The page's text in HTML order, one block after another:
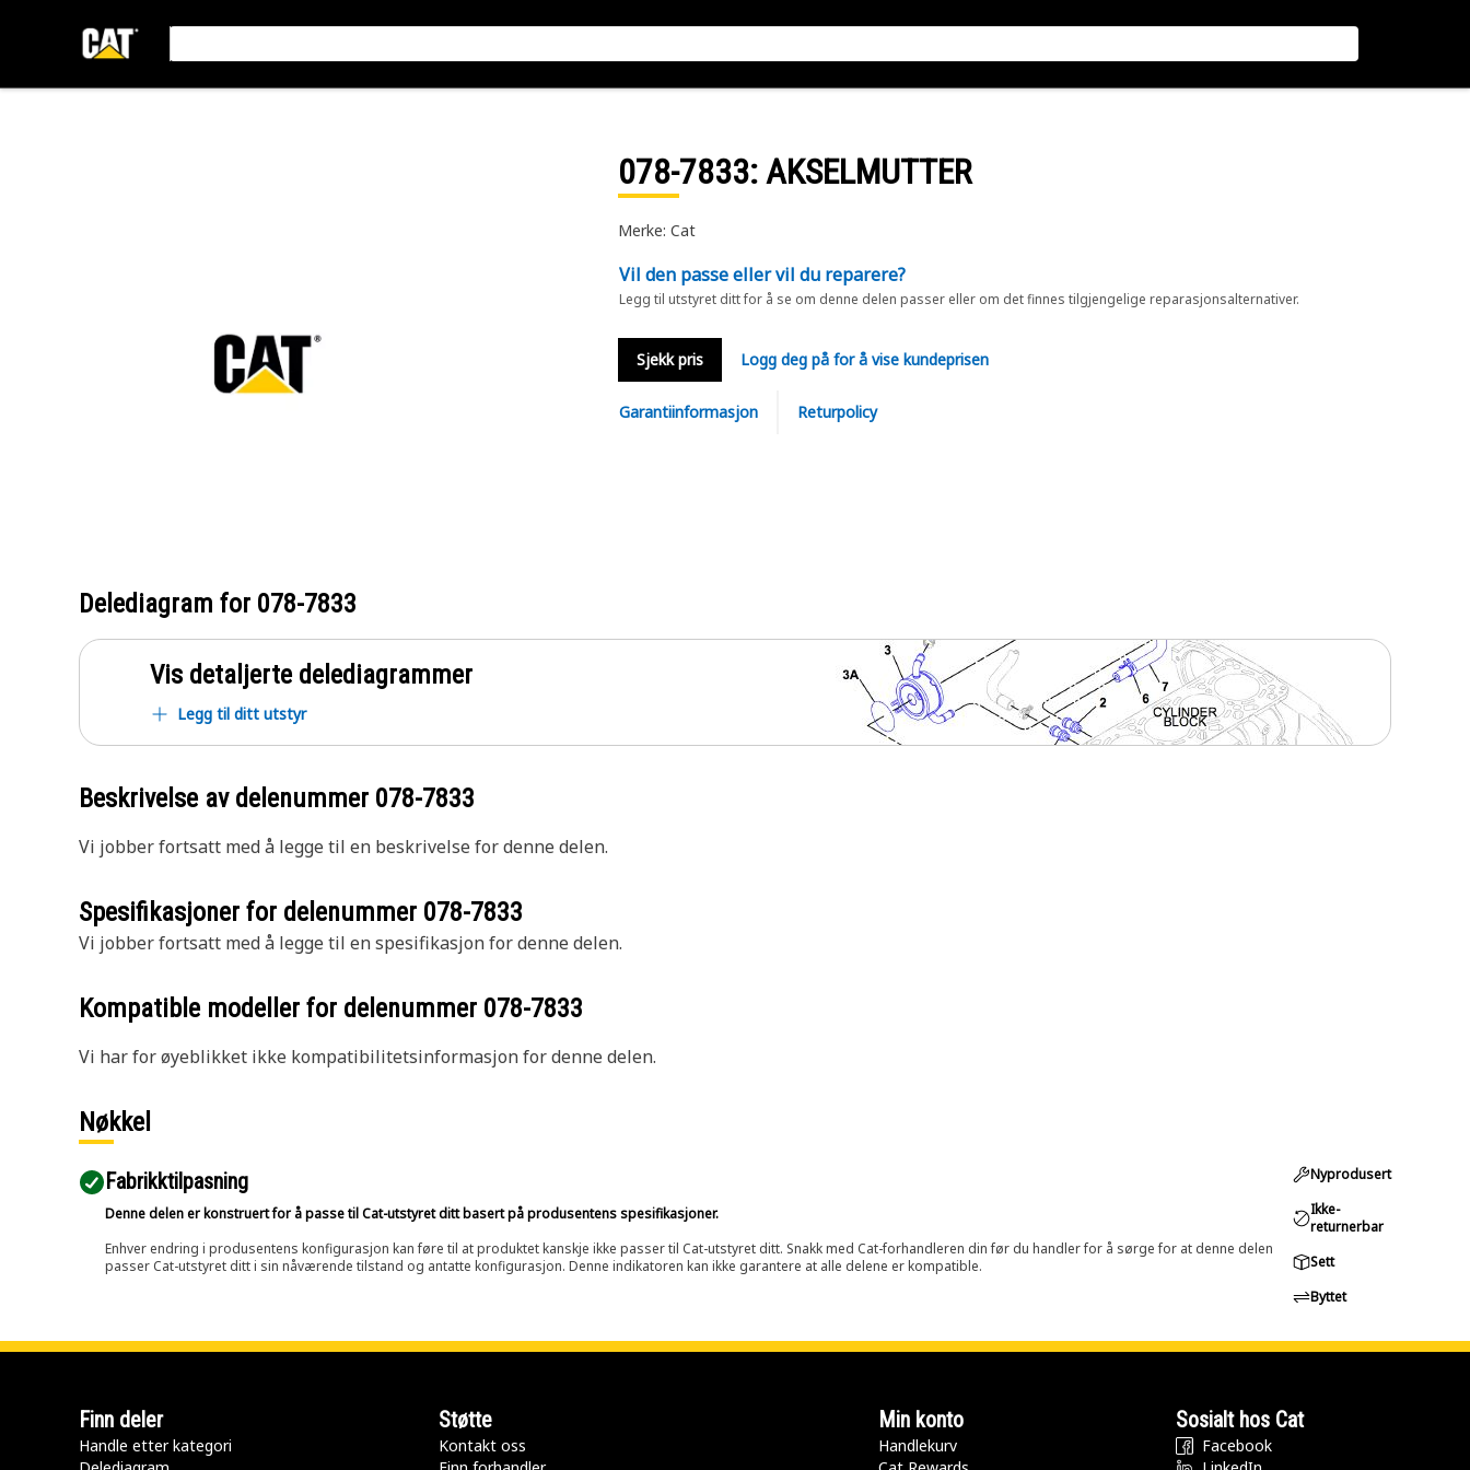
078-7833: AKSELMUTTER
Merke: Cat
Vil den passe eller vil du reparere?
Legg til utstyret ditt for å se om denne delen passer eller om det finnes tilgjengelige reparasjonsalternativer.
Sjekk pris Logg deg på for å vise kundeprisen
Garantiinformasjon Returpolicy
Delediagram for 078-7833
Vis detaljerte delediagrammer
Legg til ditt utstyr
Beskrivelse av delenummer 078-7833
Vi jobber fortsatt med å legge til en beskrivelse for denne delen.
Spesifikasjoner for delenummer 078-7833
Vi jobber fortsatt med å legge til en spesifikasjon for denne delen.
Kompatible modeller for delenummer 078-7833
Vi har for øyeblikket ikke kompatibilitetsinformasjon for denne delen.
Nøkkel
Fabrikktilpasning
Denne delen er konstruert for å passe til Cat-utstyret ditt basert på produsentens spesifikasjoner.
Enhver endring i produsentens konfigurasjon kan føre til at produktet kanskje ikke passer til Cat-utstyret ditt. Snakk med Cat-forhandleren din før du handler for å sørge for at denne delen
passer Cat-utstyret ditt i sin nåværende tilstand og antatte konfigurasjon. Denne indikatoren kan ikke garantere at alle delene er kompatible.
Nyprodusert
Ikke-
returnerbar
Sett
Byttet
Finn deler
Handle etter kategori
Støtte
Kontakt oss
Min konto
Handlekurv
Sosialt hos Cat
Facebook